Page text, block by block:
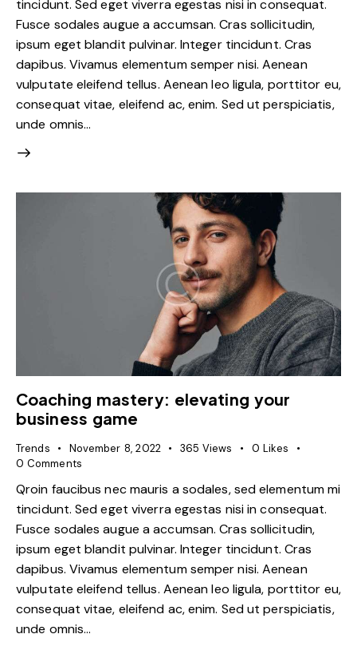
tincidunt. Sed eget viverra egestas nisi in consequat.
Fusce sodales augue a accumsan. Cras sollicitudin,
ipsum eget blandit pulvinar. Integer tincidunt. Cras
dapibus. Vivamus elementum semper nisi. Aenean
vulputate eleifend tellus. Aenean leo ligula, porttitor eu,
consequat vitae, eleifend ac, enim. Sed ut perspiciatis,
unde omnis…
Coaching mastery: elevating your
business game
Trends November 8, 2022 365 Views 0 Likes
0 Comments
Qroin faucibus nec mauris a sodales, sed elementum mi
tincidunt. Sed eget viverra egestas nisi in consequat.
Fusce sodales augue a accumsan. Cras sollicitudin,
ipsum eget blandit pulvinar. Integer tincidunt. Cras
dapibus. Vivamus elementum semper nisi. Aenean
vulputate eleifend tellus. Aenean leo ligula, porttitor eu,
consequat vitae, eleifend ac, enim. Sed ut perspiciatis,
unde omnis…